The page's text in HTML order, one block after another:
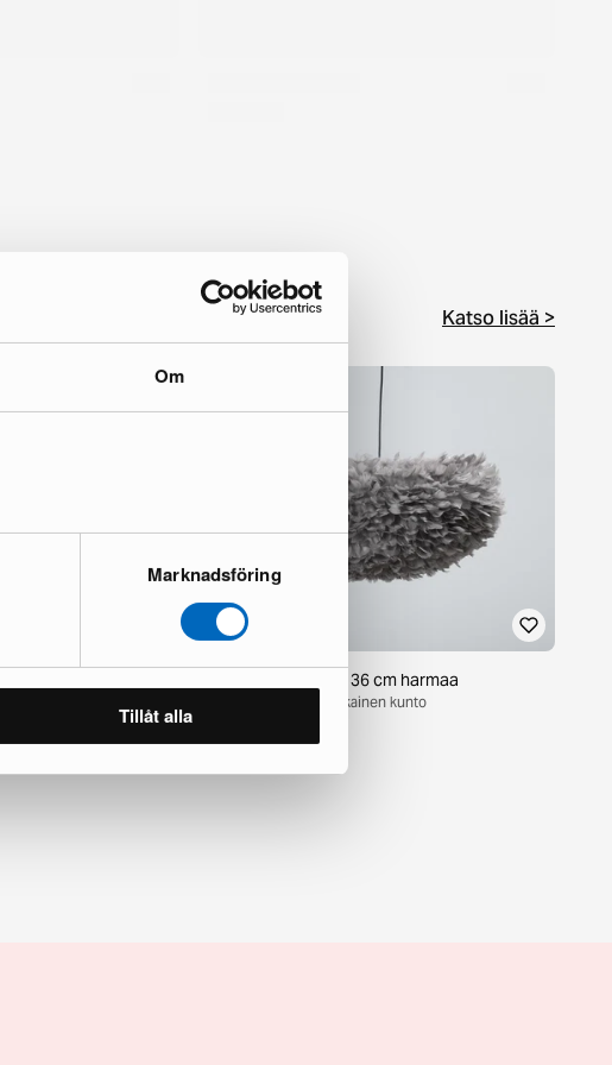
Om
Marknadsföring
Tillåt alla
Katso lisää >
Nicola riippuvalaisin 36 cm harmaa
1 varastossa · Ensiluokkainen kunto